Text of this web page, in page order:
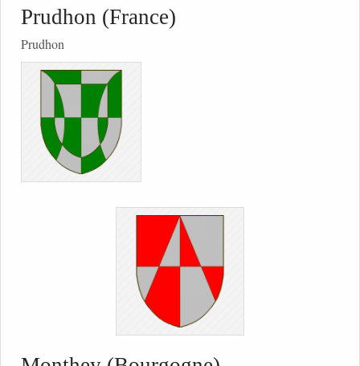
Prudhon (France)
Prudhon